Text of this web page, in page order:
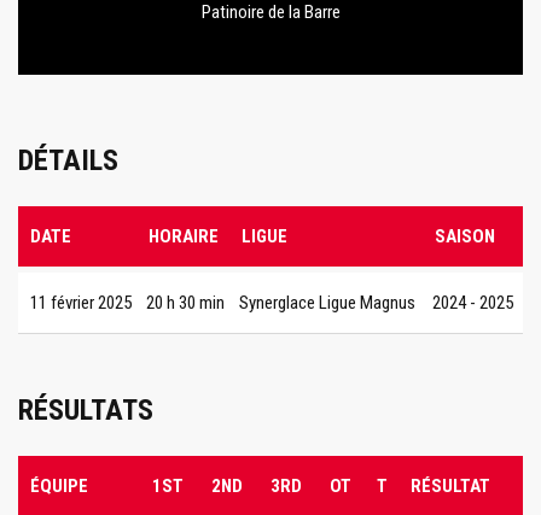
Patinoire de la Barre
DÉTAILS
DATE HORAIRE LIGUE SAISON
11 février 2025 20 h 30 min Synerglace Ligue Magnus 2024 - 2025
RÉSULTATS
ÉQUIPE 1ST 2ND 3RD OT T RÉSULTAT